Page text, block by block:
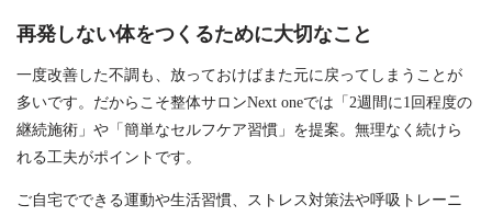
再発しない体をつくるために大切なこと
一度改善した不調も、放っておけばまた元に戻ってしまうことが
多いです。だからこそ整体サロンNext oneでは「2週間に1回程度の
継続施術」や「簡単なセルフケア習慣」を提案。無理なく続けら
れる工夫がポイントです。
ご自宅でできる運動や生活習慣、ストレス対策法や呼吸トレーニ